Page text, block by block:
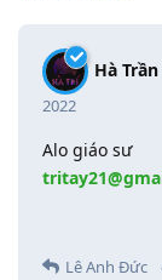
Hà
2022
Alo giáo sư
Lê Anh Đức